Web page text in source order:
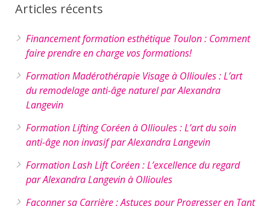
Articles récents
Financement formation esthétique Toulon : Comment
faire prendre en charge vos formations!
Formation Madérothérapie Visage à Ollioules : L’art
du remodelage anti-âge naturel par Alexandra
Langevin
Formation Lifting Coréen à Ollioules : L’art du soin
anti-âge non invasif par Alexandra Langevin
Formation Lash Lift Coréen : L’excellence du regard
par Alexandra Langevin à Ollioules
Façonner sa Carrière : Astuces pour Progresser en Tant